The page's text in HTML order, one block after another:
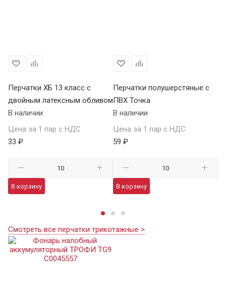
Перчатки ХБ 13 класс с
двойным латексным обливом
В наличии
Цена за 1 пар с НДС
33 ₽
В корзину
Перчатки полушерстяные с
ПВХ Точка
В наличии
Цена за 1 пар с НДС
59 ₽
В корзину
Смотреть все перчатки трикотажные >